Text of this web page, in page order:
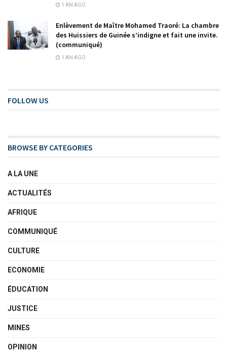
1 AN AGO
Enlèvement de Maître Mohamed Traoré: La chambre
des Huissiers de Guinée s’indigne et fait une invite.
(communiqué)
1 AN AGO
FOLLOW US
BROWSE BY CATEGORIES
A LA UNE
ACTUALITÉS
AFRIQUE
COMMUNIQUÉ
CULTURE
ECONOMIE
ÉDUCATION
JUSTICE
MINES
OPINION